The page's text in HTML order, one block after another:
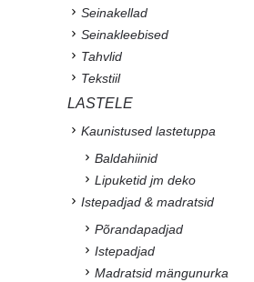
Seinakellad
Seinakleebised
Tahvlid
Tekstiil
LASTELE
Kaunistused lastetuppa
Baldahiinid
Lipuketid jm deko
Istepadjad & madratsid
Põrandapadjad
Istepadjad
Madratsid mängunurka